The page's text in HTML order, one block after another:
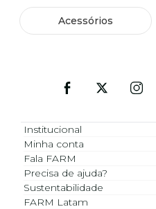
Acessórios
Institucional
Minha conta
Fala FARM
Precisa de ajuda?
Sustentabilidade
FARM Latam